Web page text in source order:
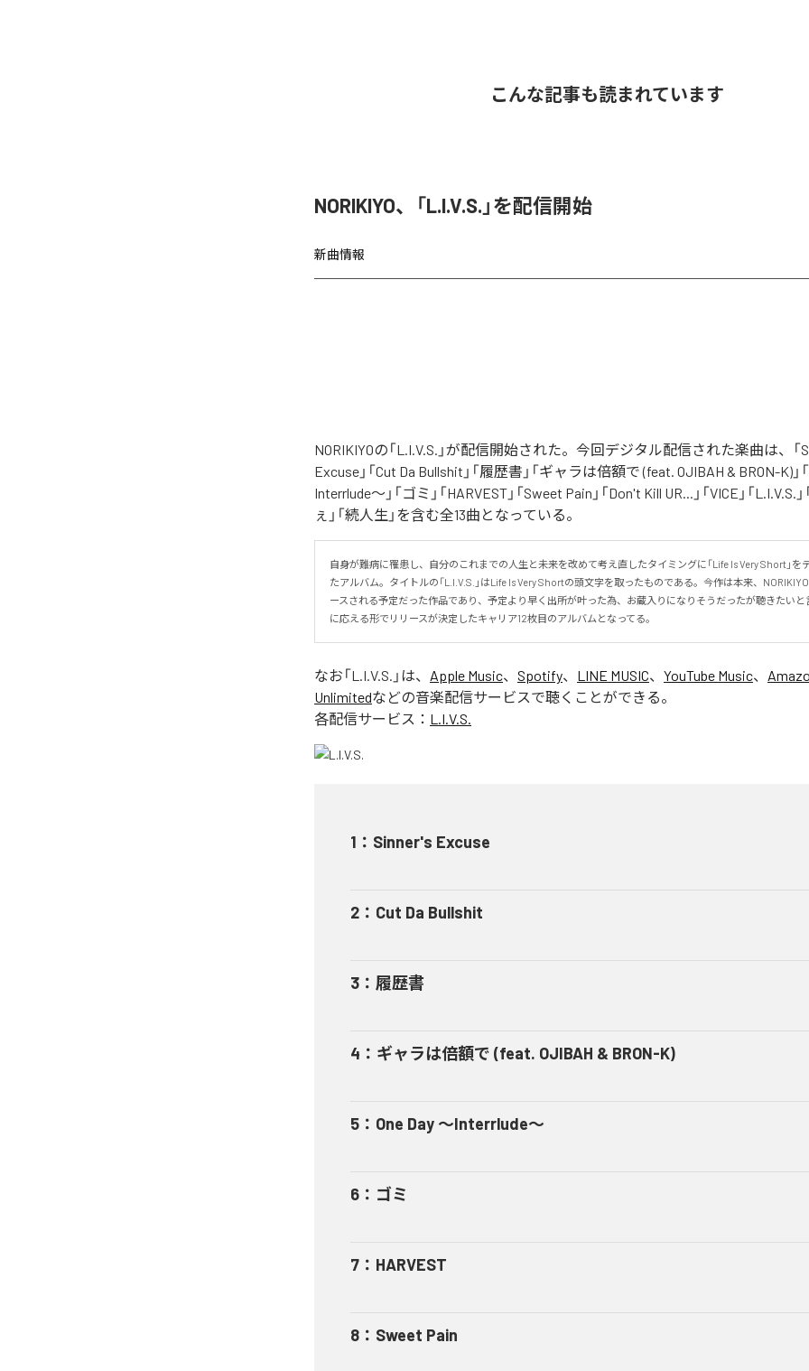
こんな記事も読まれています
NORIKIYO、「L.I.V.S.」を配信開始
新曲情報
NORIKIYOの「L.I.V.S.」が配信開始された。今回デジタル配信された楽曲は、「
Excuse」「Cut Da Bullshit」「履歴書」「ギャラは倍額で (feat. OJIBAH & BRON-K)」
Interrlude～」「ゴミ」「HARVEST」「Sweet Pain」「Don't Kill UR...」「VICE」「L.I.V.S.
ぇ」「続人生」を含む全13曲となっている。
自身が難病に罹患し、自分のこれまでの人生と未来を改めて考え直したタイミングに「Life Is Very Short」を
たアルバム。タイトルの「L.I.V.S.」はLife Is Very Shortの頭文字を取ったものである。今作は本来、
ースされる予定だった作品であり、予定より早く出所が叶った為、お蔵入りになりそうだったが聴きたいと
に応える形でリリースが決定したキャリア12枚目のアルバムとなってる。
なお「L.I.V.S. 」は、 Apple Music、 Spotify、 LINE MUSIC、 YouTube Music、
Unlimitedなどの音楽配信サービスで聴くことができる。
各配信サービス： L.I.V.S.
1 ： Sinner's Excuse
2 ： Cut Da Bullshit
3 ： 履歴書
4 ： ギャラは倍額で (feat. OJIBAH & BRON-K)
5 ： One Day ～Interrlude～
6 ： ゴミ
7 ： HARVEST
8 ： Sweet Pain